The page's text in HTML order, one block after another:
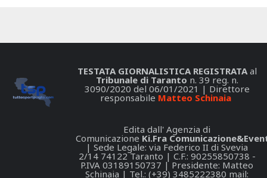
TESTATA GIORNALISTICA REGISTRATAal
Tribunale di Taranto n. 39 reg. n.
3090/2020 del 06/01/2021 | Direttore
responsabile Matteo Schinaia
Edita dall' Agenzia di
Comunicazione Ki.Fra
| Sede Legale: via Federico II di Svevia
2/14 74122 Taranto | C.F.: 90255850738 -
P.IVA 03189150737 | Presidente: Matteo
Schinaia | Tel.: (+39) 3485222380 mail: